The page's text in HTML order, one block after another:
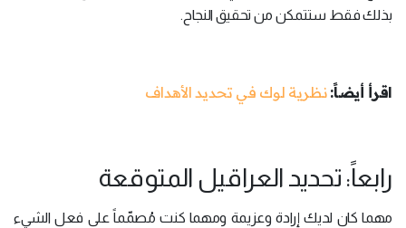
بذلك فقط ستتمكن من تحقيق النجاح.
اقرأ أيضاً: نظرية لوك في تحديد الأهداف
رابعاً: تحديد العراقيل المتوقعة
مهما كان لديك إرادة وعزيمة ومهما كنت مُصمّماً على فعل الشيء